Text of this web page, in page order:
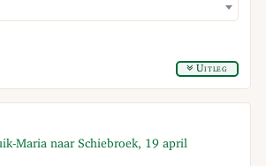
Uitleg
Maria naar Schiebroek, 19 april